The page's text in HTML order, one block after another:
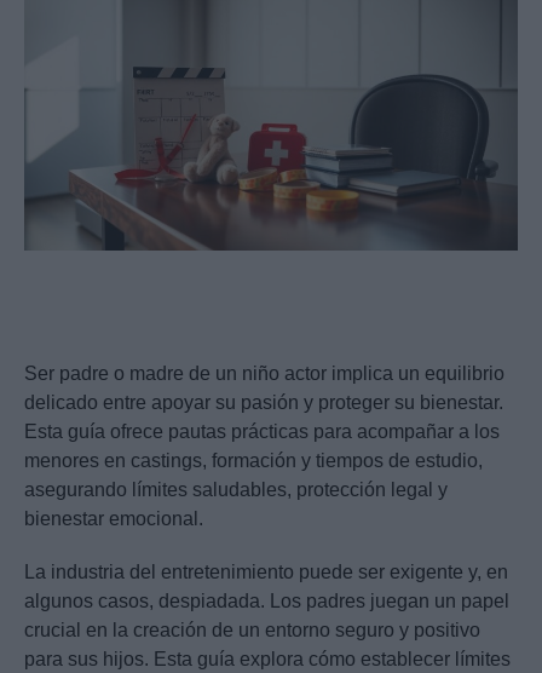
Ser padre o madre de un niño actor implica un equilibrio
delicado entre apoyar su pasión y proteger su bienestar.
Esta guía ofrece pautas prácticas para acompañar a los
menores en castings, formación y tiempos de estudio,
asegurando límites saludables, protección legal y
bienestar emocional.
La industria del entretenimiento puede ser exigente y, en
algunos casos, despiadada. Los padres juegan un papel
crucial en la creación de un entorno seguro y positivo
para sus hijos. Esta guía explora cómo establecer límites